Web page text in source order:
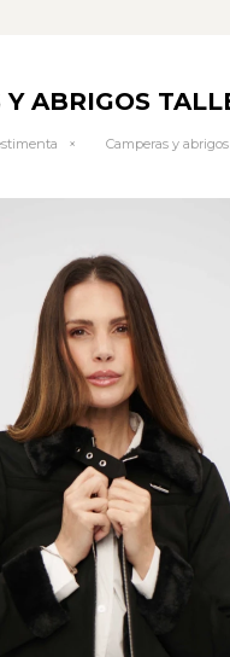
ABRIGOS
Camperas y abrigos